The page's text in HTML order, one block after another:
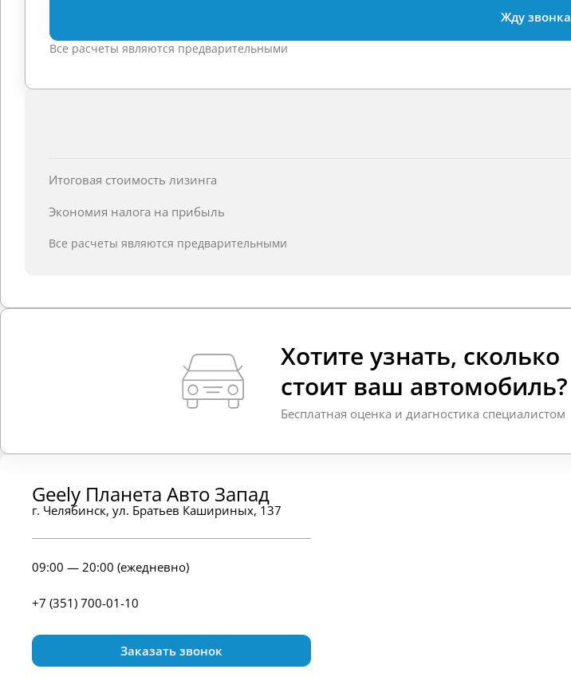
Жду звонка
Все расчеты являются предварительными
Итоговая стоимость лизинга
Экономия налога на прибыль
Все расчеты являются предварительными
Хотите узнать, сколько
стоит ваш автомобиль?
Бесплатная оценка и диагностика специалистом
Geely Планета Авто Запад
г. Челябинск, ул. Братьев Кашириных, 137
09:00 — 20:00 (ежедневно)
+7 (351) 700-01-10
Заказать звонок